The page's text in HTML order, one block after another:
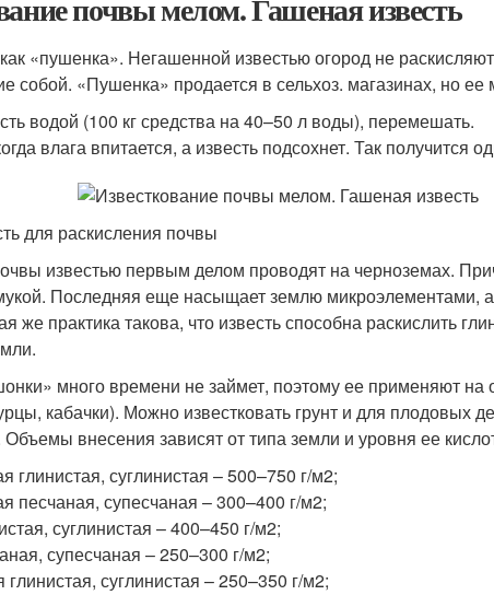
почвы мелом. Гашеная известь
«пушенка». Негашенной известью огород не
собой. «Пушенка» продается в сельхоз. магазинах, но ее
водой (100 кг средства на 40–50 л воды), перемешать.
влага впитается, а известь подсохнет. Так получится
для раскисления почвы
известью первым делом проводят на черноземах.
Последняя еще насыщает землю микроэлементами, а
же практика такова, что известь способна раскислить
много времени не займет, поэтому ее применяют на
кабачки). Можно известковать грунт и для плодовых
внесения зависят от типа земли и уровня ее
глинистая, суглинистая – 500–750 г/м2;
песчаная, супесчаная – 300–400 г/м2;
суглинистая – 400–450 г/м2;
супесчаная – 250–300 г/м2;
глинистая, суглинистая – 250–350 г/м2;